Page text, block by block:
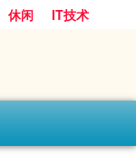
休闲
IT技术